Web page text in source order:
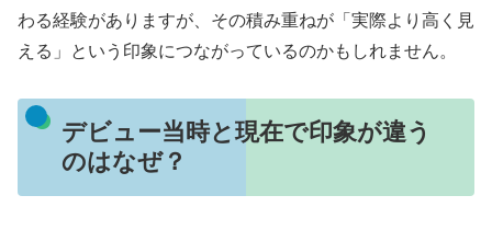
わる経験がありますが、その積み重ねが「実際より高く見
える」という印象につながっているのかもしれません。
デビュー当時と現在で印象が違う
のはなぜ？